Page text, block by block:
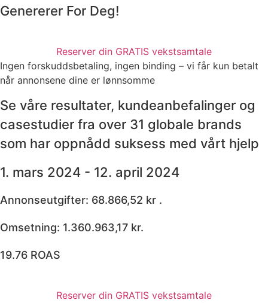
Genererer For Deg!
Reserver din GRATIS vekstsamtale
Ingen forskuddsbetaling, ingen binding – vi får kun betalt
når annonsene dine er lønnsomme
Se våre resultater, kundeanbefalinger og
casestudier fra over 31 globale brands
som har oppnådd suksess med vårt hjelp
1. mars 2024 - 12. april 2024
Annonseutgifter: 68.866,52 kr .
Omsetning: 1.360.963,17 kr.
19.76 ROAS
Reserver din GRATIS vekstsamtale